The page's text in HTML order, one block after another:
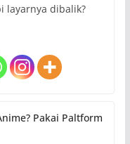
layarnya dibalik?
Pakai Paltform